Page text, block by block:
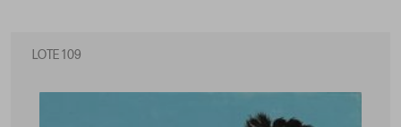
LOTE 109